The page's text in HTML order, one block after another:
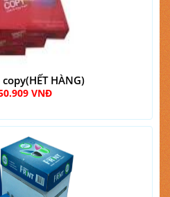
HÀNG)
VNĐ